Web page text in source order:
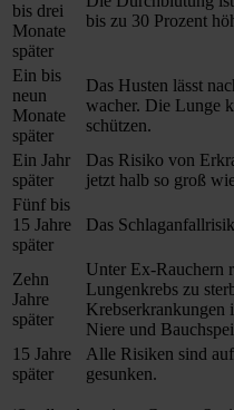
bis drei
Monate
später
bis zu 30 Prozent
Ein bis
neun
Monate
später
Das Husten lässt
wacher. Die Lunge
schützen.
Ein Jahr
später
Das Risiko von
jetzt halb so groß
Fünf bis
15 Jahre
später
Das
Zehn
Jahre
später
Unter Ex-Rauchern
Lungenkrebs zu
Krebserkrankungen
Niere und
15 Jahre
später
Alle Risiken sind
gesunken.